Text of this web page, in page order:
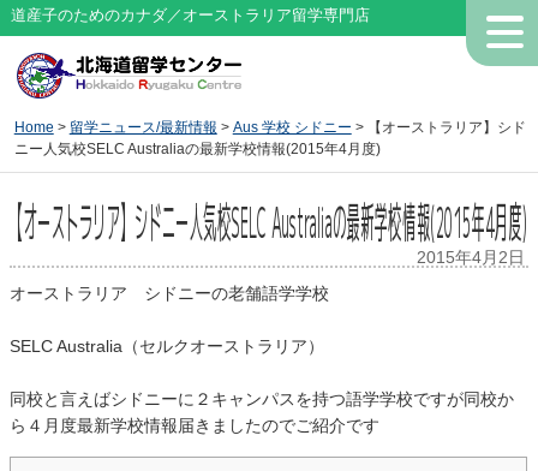
道産子のためのカナダ／オーストラリア留学専門店
Home > 留学ニュース/最新情報 > Aus 学校 シドニー > 【オーストラリア】シド
ニー人気校SELC Australiaの最新学校情報(2015年4月度)
【オーストラリア】シドニー人気校SELC Australiaの最新学校情報(2015年4月度)
2015年4月2日
オーストラリア シドニーの老舗語学学校
SELC Australia（セルクオーストラリア）
同校と言えばシドニーに２キャンパスを持つ語学学校ですが同校か
ら４月度最新学校情報届きましたのでご紹介です